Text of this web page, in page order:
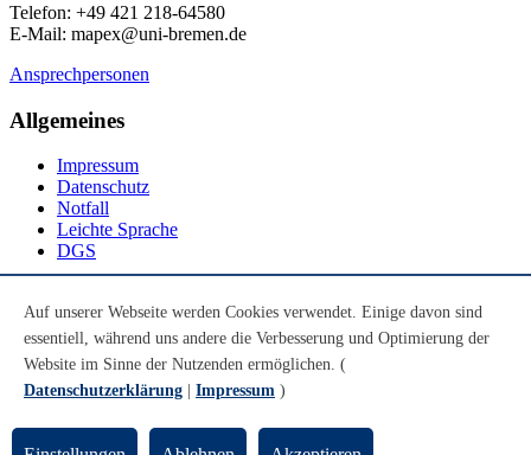
Telefon: +49 421 218-64580
E-Mail: mapex@uni-bremen.de
Ansprechpersonen
Allgemeines
Impressum
Datenschutz
Notfall
Leichte Sprache
DGS
Youtube
Instagram
LinkedIn
© Universität Bremen 2026
Auf unserer Webseite werden Cookies verwendet. Einige davon sind
essentiell, während uns andere die Verbesserung und Optimierung der
Website im Sinne der Nutzenden ermöglichen. (
Datenschutzerklärung
Impressum )